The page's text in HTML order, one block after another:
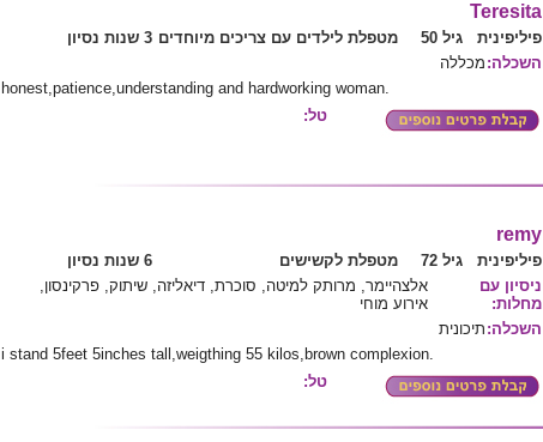
Teresita
פיליפינית גיל 50 מטפלת לילדים עם צריכים מיוחדים 3 שנות נסיון
השכלה: מכללה
honest,patience,understanding and hardworking woman.
טל:
remy
פיליפינית גיל 72 מטפלת לקשישים
6 שנות נסיון
ניסיון עם
מחלות:
אלצהיימר, מרותק למיטה, סוכרת, דיאליזה, שיתוק, פרקינסון,
אירוע מוחי
השכלה: תיכונית
i stand 5feet 5inches tall,weigthing 55 kilos,brown complexion.
טל: